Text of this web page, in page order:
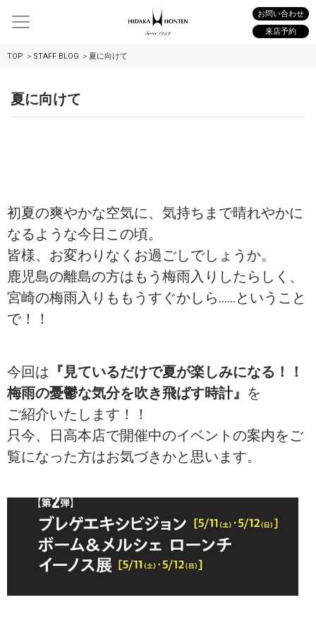
お問い合わせ
来店予約
TOP STAFF BLOG 夏に向けて
夏に向けて
初夏の爽やかな空気に、気持ちまで晴れやかに
なるような今日この頃。
皆様、お変わりなくお過ごしでしょうか。
鹿児島の離島の方はもう梅雨入りしたらしく、
宮崎の梅雨入りももうすぐかしら……ということ
で！！
今回は 『見ているだけで夏が楽しみになる！！
梅雨の憂鬱な気分を吹き飛ばす時計』 を
ご紹介いたします！！
只今、日高本店で開催中のイベントの案内をご
覧になった方はお気づきかと思います。